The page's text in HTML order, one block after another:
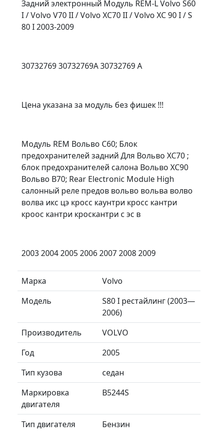
Задний электронный Модуль REM-L Volvo S60
I / Volvo V70 II / Volvo XC70 II / Volvo XC 90 I / S
80 I 2003-2009
30732769 30732769A 30732769 A
Цена указана за модуль без фишек !!!
Модуль REM Вольво С60; Блок
предохранителей задний Для Вольво XC70 ;
блок предохранителей салона Вольво ХС90
Вольво В70; Rear Electronic Module High
салонный реле предов вольво вольва волво
волва икс цэ кросс каунтри кросс кантри
кроос кантри кроскантри с эс в
2003 2004 2005 2006 2007 2008 2009
Марка
Volvo
Модель
S80 I рестайлинг (2003—
2006)
Производитель
VOLVO
Год
2005
Тип кузова
седан
Маркировка
двигателя
B5244S
Тип двигателя
Бензин